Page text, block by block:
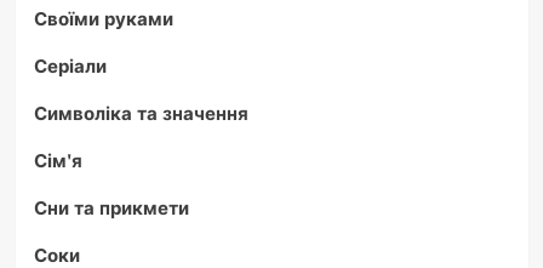
Своїми руками
Серіали
Символіка та значення
Сім'я
Сни та прикмети
Соки